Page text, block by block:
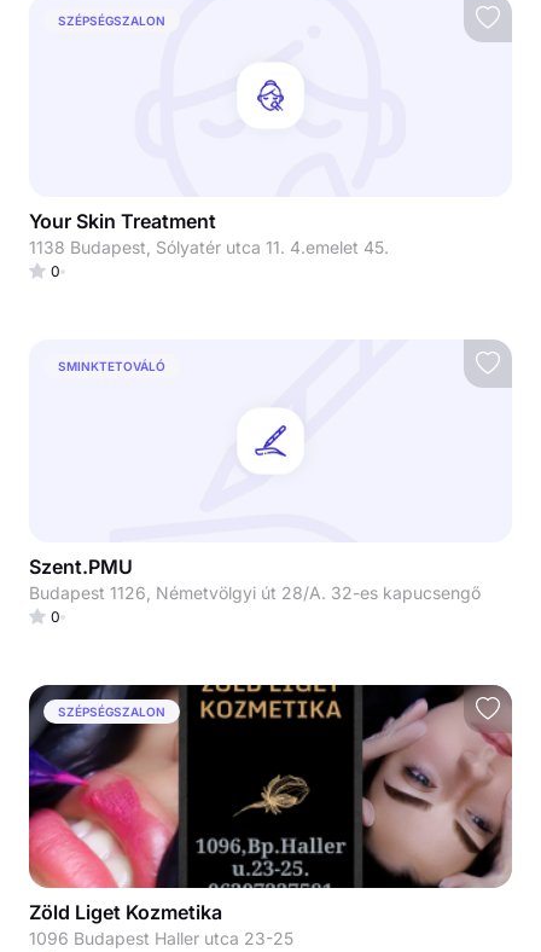
SZÉPSÉGSZALON
Your Skin Treatment
1138 Budapest, Sólyatér utca 11. 4.emelet 45.
0
SMINKTETOVÁLÓ
Szent.PMU
Budapest 1126, Németvölgyi út 28/A. 32-es kapucsengő
0
SZÉPSÉGSZALON
Zöld Liget Kozmetika
1096 Budapest Haller utca 23-25